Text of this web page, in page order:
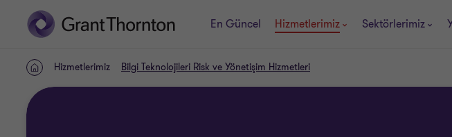
En Güncel Hizmetlerimiz Sektörlerimiz
HomeHizmetlerimiz Bilgi Teknolojileri Risk ve Yönetişim Hizmetleri